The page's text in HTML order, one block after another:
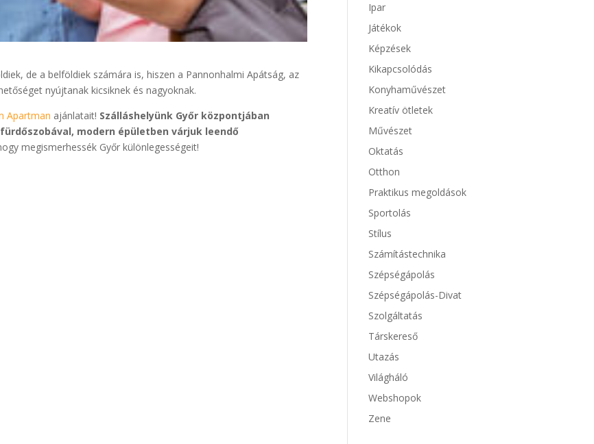
de a belföldiek számára is, hiszen a Pannonhalmi Apátság, az
nyújtanak kicsiknek és nagyoknak.
Apartman ajánlatait! Szálláshelyünk Győr központjában
modern épületben várjuk leendő
megismerhessék Győr különlegességeit!
Ipar
Játékok
Képzések
Kikapcsolódás
Konyhaművészet
Kreatív ötletek
Művészet
Oktatás
Otthon
Praktikus megoldások
Sportolás
Stílus
Számítástechnika
Szépségápolás
Szépségápolás-Divat
Szolgáltatás
Társkereső
Utazás
Világháló
Webshopok
Zene